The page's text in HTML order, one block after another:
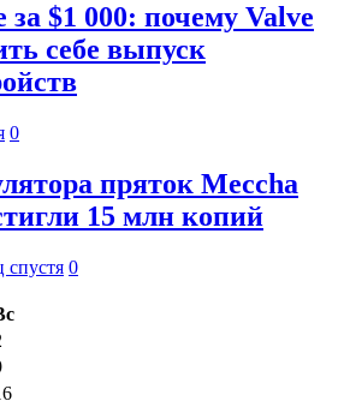
за $1 000: почему Valve
себе выпуск
0
пряток Meccha
15 млн копий
спустя 0